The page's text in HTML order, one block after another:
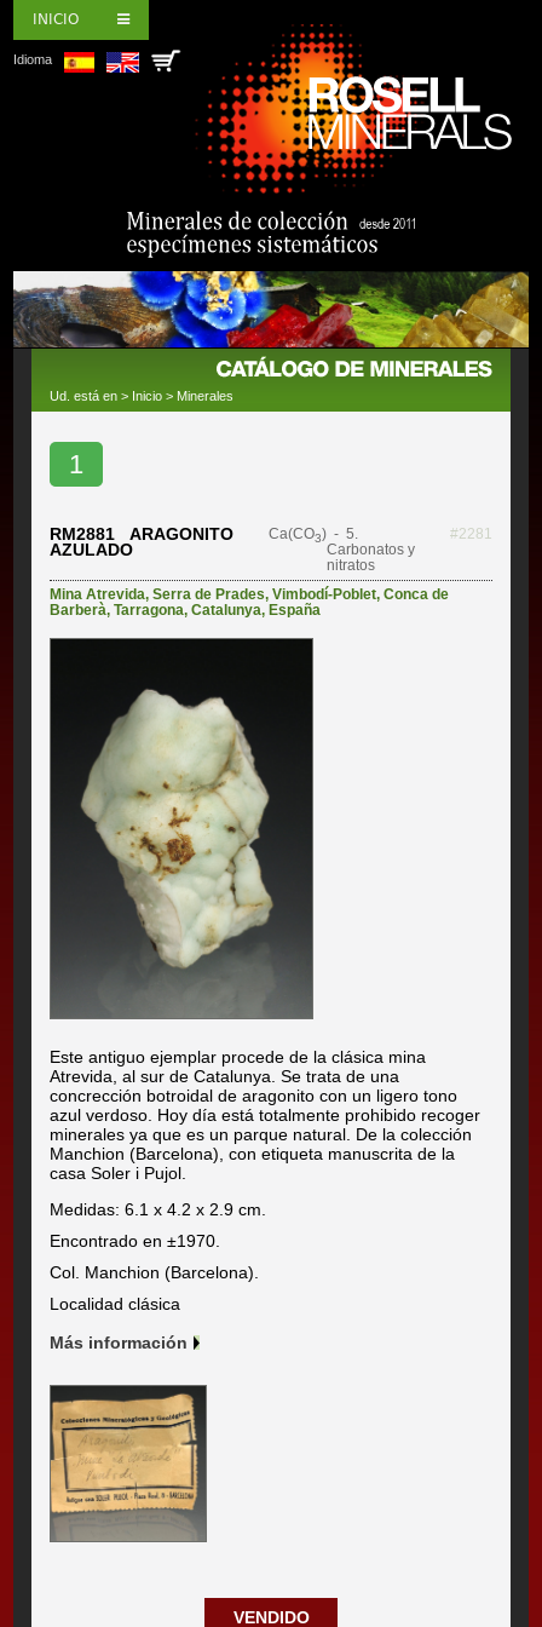
INICIO
Idioma
Ud. está en > Inicio > Minerales
1
RM2881 ARAGONITO
AZULADO
Ca(CO3)- 5.
Carbonatos y
nitratos
#2281
Mina Atrevida,Serra de Prades,Vimbodí-Poblet,Conca de
Barberà,Tarragona,Catalunya, España
Este antiguo ejemplar procede de la clásica mina
Atrevida, al sur de Catalunya. Se trata de una
concrección botroidal de aragonito con un ligero tono
azul verdoso. Hoy día está totalmente prohibido recoger
minerales ya que es un parque natural. De la colección
Manchion (Barcelona), con etiqueta manuscrita de la
casa Soler i Pujol.
Medidas: 6.1 x 4.2 x 2.9 cm.
Encontrado en ±1970.
Col. Manchion (Barcelona).
Localidad clásica
Más información
VENDIDO